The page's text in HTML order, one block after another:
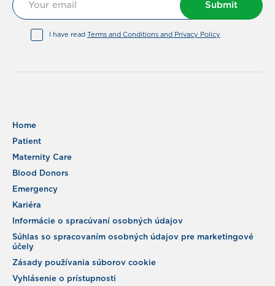
Submit
I have read Terms and Conditions and Privacy Policy
Home
Patient
Maternity Care
Blood Donors
Emergency
Kariéra
Informácie o spracúvaní osobných údajov
Súhlas so spracovaním osobných údajov pre marketingové
účely
Zásady používania súborov cookie
Vyhlásenie o prístupnosti